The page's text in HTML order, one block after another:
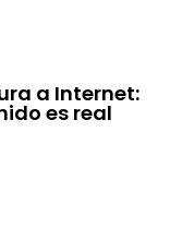
a Internet:
es real